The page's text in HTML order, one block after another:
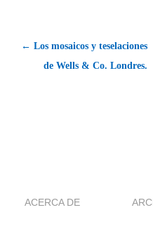
← Los mosaicos y teselaciones
de Wells & Co. Londres.
ACERCA DE